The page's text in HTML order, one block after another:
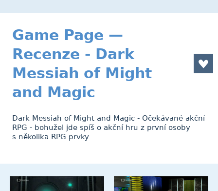
Game Page —
Recenze - Dark
Messiah of Might
and Magic
Dark Messiah of Might and Magic - Očekávané akční
RPG - bohužel jde spíš o akční hru z první osoby
s několika RPG prvky